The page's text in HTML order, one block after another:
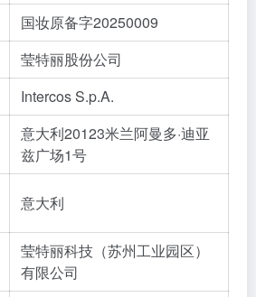
国妆原备字20250009
莹特丽股份公司
Intercos S.p.A.
意大利20123米兰阿曼多·迪亚
兹广场1号
意大利
莹特丽科技（苏州工业园区）
有限公司